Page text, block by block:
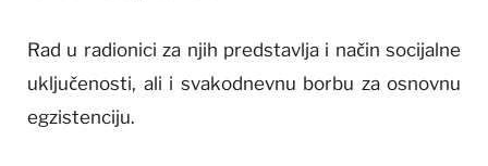
Rad u radionici za njih predstavlja i način socijalne
uključenosti, ali i svakodnevnu borbu za osnovnu
egzistenciju.